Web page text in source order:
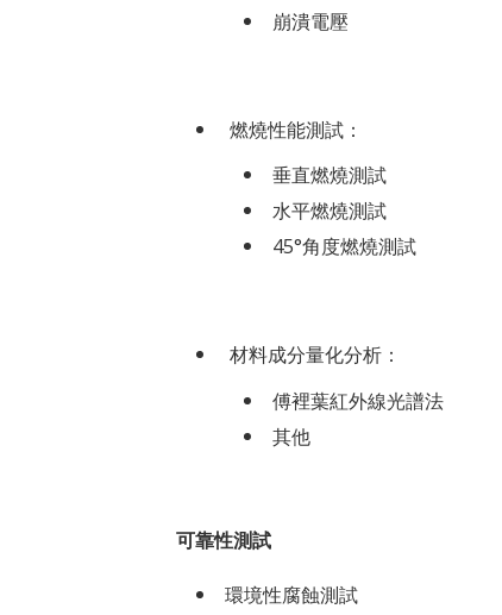
崩潰電壓
燃燒性能測試：
垂直燃燒測試
水平燃燒測試
45°角度燃燒測試
材料成分量化分析：
傅裡葉紅外線光譜法
其他
可靠性測試
環境性腐蝕測試